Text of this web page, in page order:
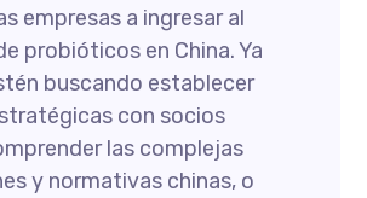
empresas a ingresar al
probióticos en China. Ya
buscando establecer
con socios
las complejas
y normativas chinas, o